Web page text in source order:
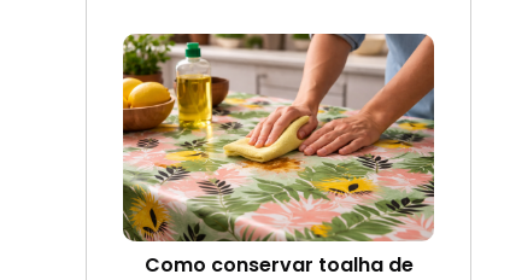
Como conservar toalha de